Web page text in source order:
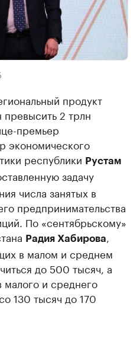
продукт
2 трлн
премьер
экономического
республики Рустам
задачу
числа занятых в
предпринимательства
По «сентябрьскому»
Радия Хабирова,
в малом и среднем
до 500 тысяч, а
малого и среднего
130 тысяч до 170